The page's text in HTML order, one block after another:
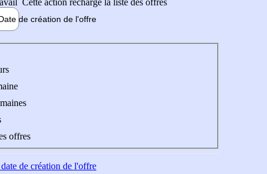
Cette action recharge la liste des offres
de création de l'offre
l'offre
offres
de création de l'offre